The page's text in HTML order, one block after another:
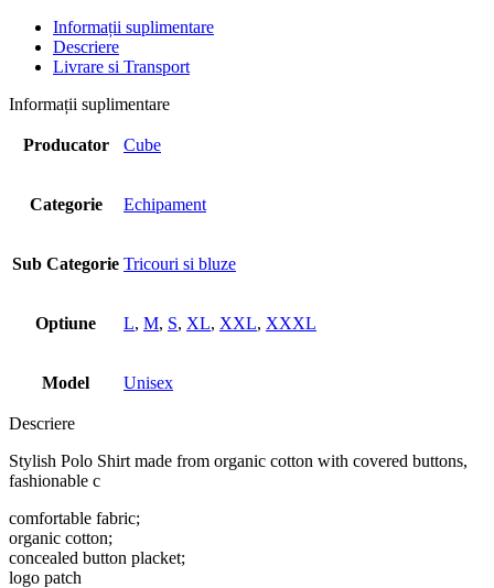
Informații suplimentare
Descriere
Livrare si Transport
Informații suplimentare
Producator Cube
Categorie Echipament
Sub Categorie Tricouri si bluze
Optiune L, M, S, XL, XXL, XXXL
Model Unisex
Descriere
Stylish Polo Shirt made from organic cotton with covered buttons,
fashionable c
comfortable fabric;
organic cotton;
concealed button placket;
logo patch